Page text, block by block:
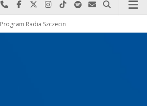
Najlepiej po prostu do nas zadzwoń
Odwiedź nas na Facebook-u
Odwiedź nas na X
Odwiedź nas na Instagram-ie
Odwiedź nas na TikTok-u
Szukaj nas na Spotify
Wyślij do nas
Szukaj
Program Radia Szczecin